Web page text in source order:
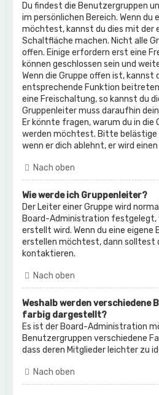
Du findest die Benutzergruppen
im persönlichen Bereich. Wenn du
möchtest, kannst du dies mit der
Schaltfläche machen. Nicht alle
offen. Einige erfordern erst eine
können geschlossen sein und
Wenn die Gruppe offen ist, kannst
entsprechende Funktion
eine Freischaltung, so kannst du
Gruppenleiter muss daraufhin
Er könnte fragen, warum du in die
werden möchtest. Bitte belästige
wenn er dich ablehnt, er wird
Nach oben
Wie werde ich Gruppenleiter?
Der Leiter einer Gruppe wird
Board-Administration festgelegt,
erstellt wird. Wenn du eine eigene
erstellen möchtest, dann solltest
kontaktieren.
Nach oben
Weshalb werden verschiedene
farbig dargestellt?
Es ist der Board-Administration
Benutzergruppen verschiedene
dass deren Mitglieder leichter zu
Nach oben